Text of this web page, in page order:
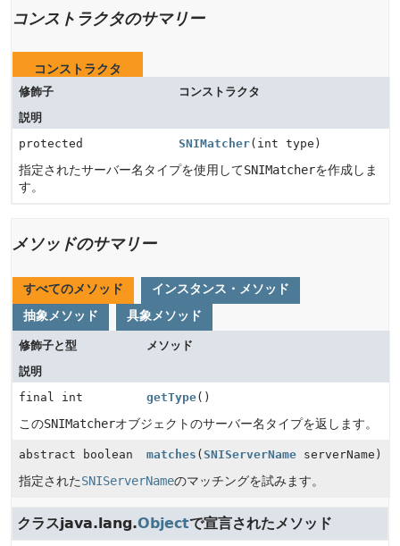
コンストラクタのサマリー
コンストラクタ
修飾子
コンストラクタ
説明
protected
SNIMatcher(int type)
指定されたサーバー名タイプを使用してSNIMatcherを作成しま
す。
メソッドのサマリー
すべてのメソッド
インスタンス・メソッド
抽象メソッド
具象メソッド
修飾子と型
メソッド
説明
final int
getType()
このSNIMatcherオブジェクトのサーバー名タイプを返します。
abstract boolean matches ( SNIServerName serverName)
指定されたSNIServerNameのマッチングを試みます。
クラスjava.lang.Objectで宣言されたメソッド